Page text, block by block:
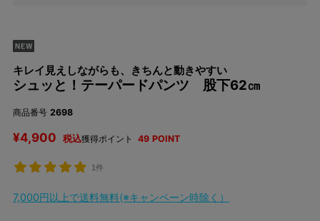
キレイ見えしながらも、きちんと動きやすい
シュッと！テーパードパンツ 股下62㎝
商品番号 2698
¥4,900 税込獲得ポイント 49 POINT
1件
7,000円以上で送料無料(※キャンペーン時除く）